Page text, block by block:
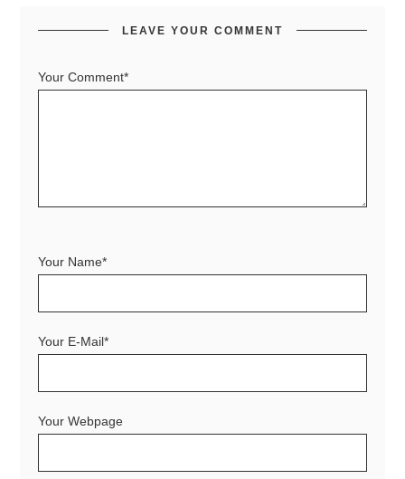
LEAVE YOUR COMMENT
Your Comment*
Your Name*
Your E-Mail*
Your Webpage